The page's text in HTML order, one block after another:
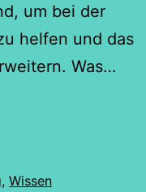
um bei der
helfen und das
Was…
, Wissen